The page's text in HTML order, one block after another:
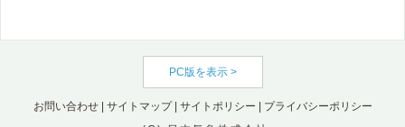
PC版を表示 >
お問い合わせ| サイトマップ| サイトポリシー
プライバシーポリシー